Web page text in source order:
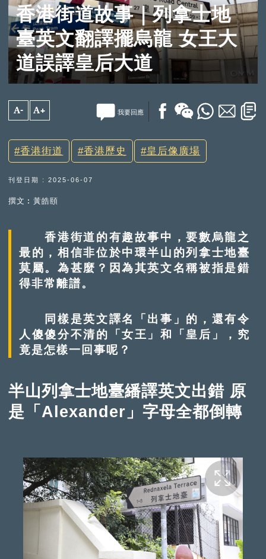
香港街道故事｜列拿士地
臺英文翻譯擺烏龍 女王大
道誤譯皇后大道
A- A+ 我要回應
香港街道 香港歷史 皇后像廣場
刊登日期 : 2025-06-07
撰文︰黃皓頤
香港街道的有趣故事中，要數烏龍之
最的，相信非位於中環半山的列拿士地臺
莫屬。為甚麼？因為其英文名稱被指是錯
得非常離譜。
同樣是英文譯名「出事」的，還有令
人傻傻分不清的「女王」和「皇后」，究
竟是怎樣一回事呢？
半山列拿士地臺繙譯英文出錯 原
是「Alexander」字母全都倒轉